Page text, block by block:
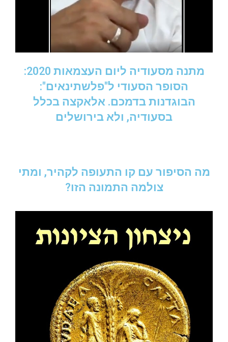
מתנה מסעודיה ליום העצמאות 2020:
הסופר הסעודי ל"פלשתינאים":
הבוגדנות בדמכם. אלאקצה בכלל
בסעודיה, ולא בירושלים
מה הסיפור עם קו התעופה לקהיר, ומתי
צולמה התמונה הזו?